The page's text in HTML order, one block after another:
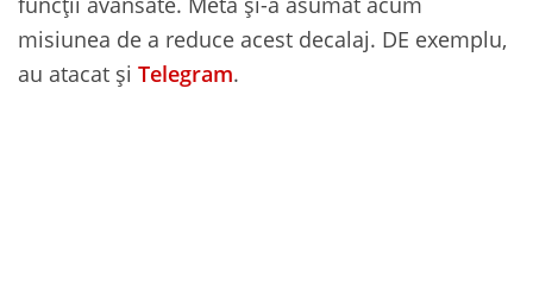
misiunea de a reduce acest decalaj. DE exemplu,
au atacat și Telegram.